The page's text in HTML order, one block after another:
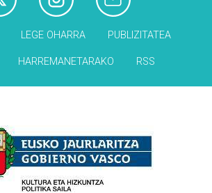
LEGE OHARRA PUBLIZITATEA
HARREMANETARAKO RSS